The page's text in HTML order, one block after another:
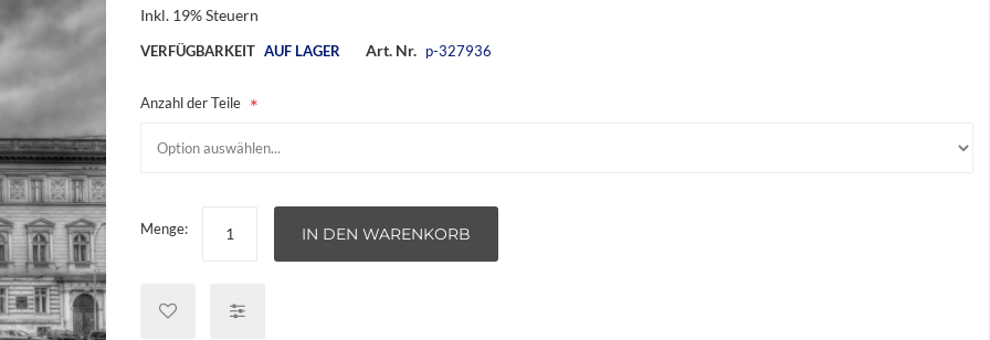
Inkl. 19% Steuern
VERFÜGBARKEIT AUF LAGER Art. Nr. p-327936
Anzahl der Teile
Menge: IN DEN WARENKORB